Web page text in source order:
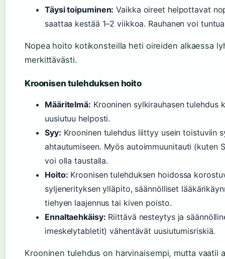
Täysi toipuminen: Vaikka oireet helpottavat
saattaa kestää 1–2 viikkoa. Rauhanen voi
Nopea hoito kotikonsteilla heti oireiden alkaessa
merkittävästi.
Kroonisen tulehduksen hoito
Määritelmä: Krooninen sylkirauhasen tulehdus
uusiutuu helposti.
Syy: Krooninen tulehdus liittyy usein toistuviin
ahtautumiseen. Myös autoimmuunitauti (kuten
voi olla taustalla.
Hoito: Kroonisen tulehduksen hoidossa
syljenerityksen ylläpito, säännölliset
tiehyen laajennus tai kiven poisto.
Ennaltaehkäisy: Riittävä nesteytys ja
imeskelytabletit) vähentävät uusiutumisriskiä.
Krooninen tulehdus on harvinaisempi, mutta vaatii